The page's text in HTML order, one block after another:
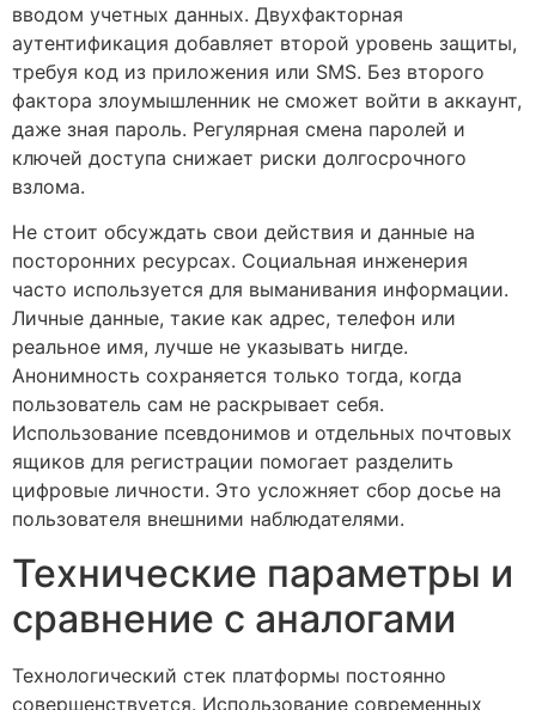
вводом учетных данных. Двухфакторная
аутентификация добавляет второй уровень защиты,
требуя код из приложения или SMS. Без второго
фактора злоумышленник не сможет войти в аккаунт,
даже зная пароль. Регулярная смена паролей и
ключей доступа снижает риски долгосрочного
взлома.
Не стоит обсуждать свои действия и данные на
посторонних ресурсах. Социальная инженерия
часто используется для выманивания информации.
Личные данные, такие как адрес, телефон или
реальное имя, лучше не указывать нигде.
Анонимность сохраняется только тогда, когда
пользователь сам не раскрывает себя.
Использование псевдонимов и отдельных почтовых
ящиков для регистрации помогает разделить
цифровые личности. Это усложняет сбор досье на
пользователя внешними наблюдателями.
Технические параметры и
сравнение с аналогами
Технологический стек платформы постоянно
совершенствуется. Использование современных